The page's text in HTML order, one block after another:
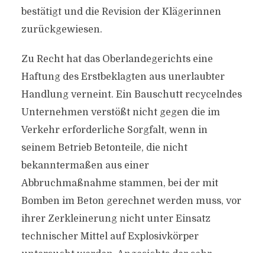
bestätigt und die Revision der Klägerinnen
zurückgewiesen.
Zu Recht hat das Oberlandegerichts eine
Haftung des Erstbeklagten aus unerlaubter
Handlung verneint. Ein Bauschutt recycelndes
Unternehmen verstößt nicht gegen die im
Verkehr erforderliche Sorgfalt, wenn in
seinem Betrieb Betonteile, die nicht
bekanntermaßen aus einer
Abbruchmaßnahme stammen, bei der mit
Bomben im Beton gerechnet werden muss, vor
ihrer Zerkleinerung nicht unter Einsatz
technischer Mittel auf Explosivkörper